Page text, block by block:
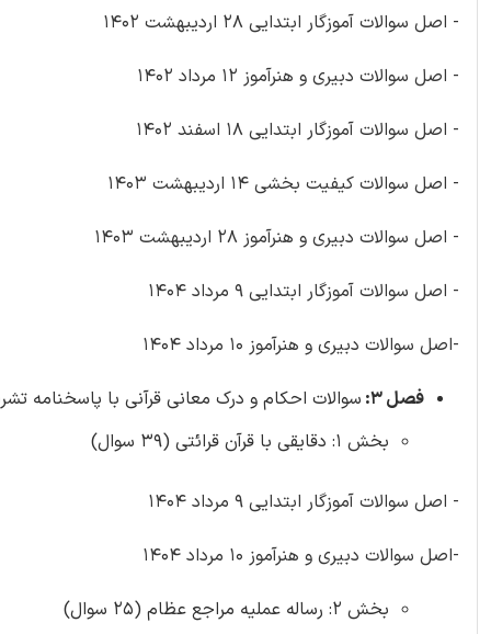
- اصل سوالات آموزگار ابتدایی 28 اردیبهشت 1402
- اصل سوالات دبیری و هنرآموز 12 مرداد 1402
- اصل سوالات آموزگار ابتدایی 18 اسفند 1402
- اصل سوالات کیفیت بخشی 14 اردیبهشت 1403
- اصل سوالات دبیری و هنرآموز 28 اردیبهشت 1403
- اصل سوالات آموزگار ابتدایی 9 مرداد 1404
-اصل سوالات دبیری و هنرآموز 10 مرداد 1404
فصل 3:
سوالات احکام و درک معانی قرآنی با پاسخنامه
بخش 1: دقایقی با قرآن قرائتی (39 سوال)
- اصل سوالات آموزگار ابتدایی 9 مرداد 1404
-اصل سوالات دبیری و هنرآموز 10 مرداد 1404
بخش 2: رساله عملیه مراجع عظام (25 سوال)